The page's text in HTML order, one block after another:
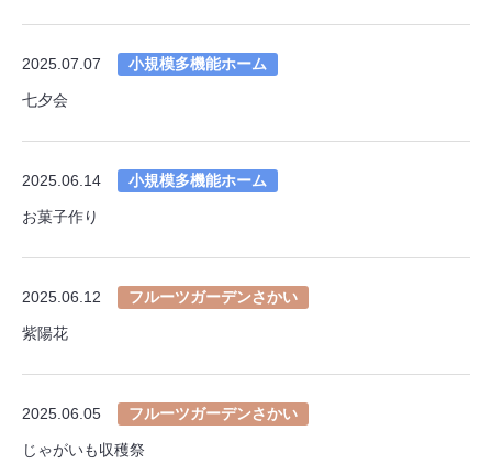
2025.07.07 小規模多機能ホーム
七夕会
2025.06.14 小規模多機能ホーム
お菓子作り
2025.06.12 フルーツガーデンさかい
紫陽花
2025.06.05 フルーツガーデンさかい
じゃがいも収穫祭